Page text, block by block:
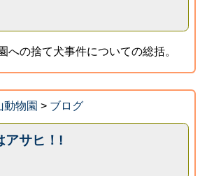
への捨て犬事件についての総括。
動物園 > ブログ
アサヒ！!